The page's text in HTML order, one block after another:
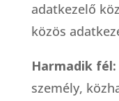
adatkezelő
közös
Harmadik fél:
személy,